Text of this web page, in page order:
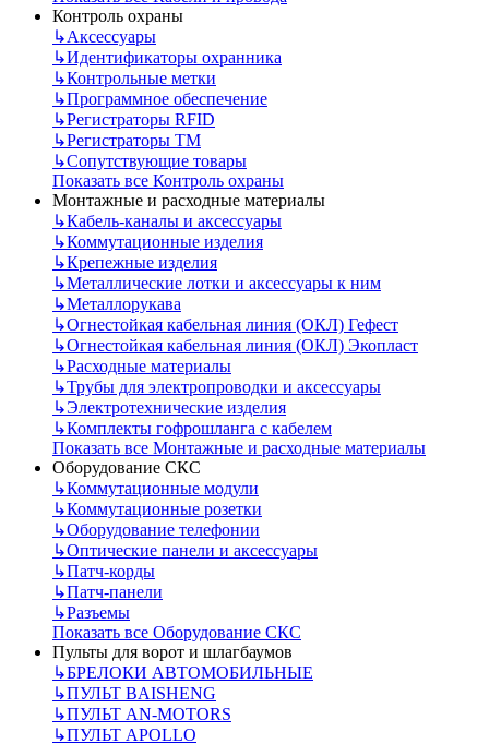
Контроль охраны
↳Аксессуары
↳Идентификаторы охранника
↳Контрольные метки
↳Программное обеспечение
↳Регистраторы RFID
↳Регистраторы ТМ
↳Сопутствующие товары
Показать все Контроль охраны
Монтажные и расходные материалы
↳Кабель-каналы и аксессуары
↳Коммутационные изделия
↳Крепежные изделия
↳Металлические лотки и аксессуары к ним
↳Металлорукава
↳Огнестойкая кабельная линия (ОКЛ) Гефест
↳Огнестойкая кабельная линия (ОКЛ) Экопласт
↳Расходные материалы
↳Трубы для электропроводки и аксессуары
↳Электротехнические изделия
↳Комплекты гофрошланга с кабелем
Показать все Монтажные и расходные материалы
Оборудование СКС
↳Коммутационные модули
↳Коммутационные розетки
↳Оборудование телефонии
↳Оптические панели и аксессуары
↳Патч-корды
↳Патч-панели
↳Разъемы
Показать все Оборудование СКС
Пульты для ворот и шлагбаумов
↳БРЕЛОКИ АВТОМОБИЛЬНЫЕ
↳ПУЛЬТ BAISHENG
↳ПУЛЬТ AN-MOTORS
↳ПУЛЬТ APOLLO